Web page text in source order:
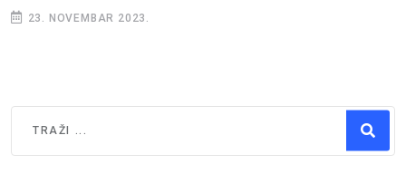
23. NOVEMBAR 2023.
Type 2 or more characters for results.